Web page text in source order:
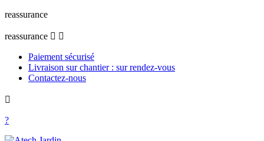
reassurance
reassurance  
Paiement sécurisé
Livraison sur chantier : sur rendez-vous
Contactez-nous

?